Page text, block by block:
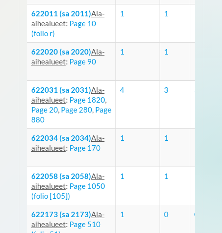
622011 (sa 2011)Ala-
aihealueet: Page 10
(folio r)
1 1 1
622020 (sa 2020)Ala-
aihealueet: Page 90
1 1 1
622031 (sa 2031)Ala-
aihealueet: Page 1820,
Page 20, Page 280, Page
880
4 3 3
622034 (sa 2034)Ala-
aihealueet: Page 170
1 1 1
622058 (sa 2058)Ala-
aihealueet: Page 1050
(folio [105])
1 1 1
622173 (sa 2173)Ala-
aihealueet: Page 510
1 0 0